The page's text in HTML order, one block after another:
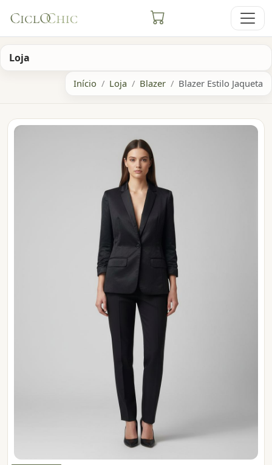
Loja
Início Loja Blazer Blazer Estilo Jaqueta